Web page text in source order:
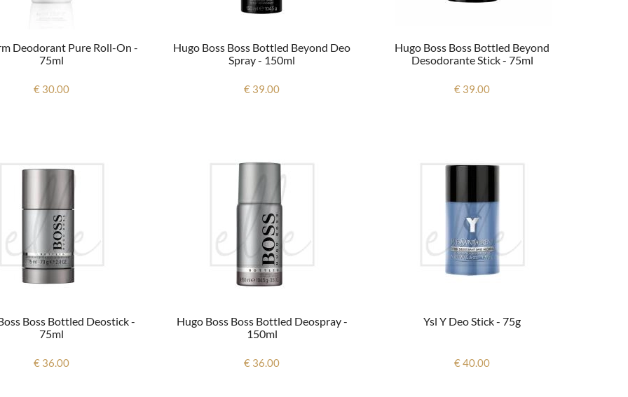
Deodorant Pure Roll-On -
75ml
€ 30.00
Hugo Boss Boss Bottled Beyond Deo
Spray - 150ml
€ 39.00
Hugo Boss Boss Bottled Beyond
Desodorante Stick - 75ml
€ 39.00
Boss Bottled Deostick -
75ml
€ 36.00
Hugo Boss Boss Bottled Deospray -
150ml
€ 36.00
Ysl Y Deo Stick - 75g
€ 40.00